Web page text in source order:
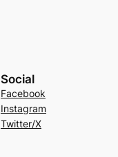
Social
Facebook
Instagram
Twitter/X